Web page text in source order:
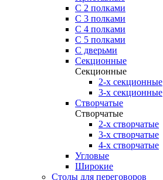
С 2 полками
С 3 полками
С 4 полками
С 5 полками
С дверьми
Секционные
Секционные
2-х секционные
3-х секционные
Створчатые
Створчатые
2-х створчатые
3-х створчатые
4-х створчатые
Угловые
Широкие
Столы для переговоров